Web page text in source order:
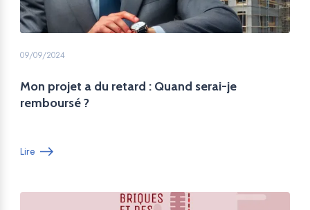
09/09/2024
Mon projet a du retard : Quand serai-je
remboursé ?
Lire